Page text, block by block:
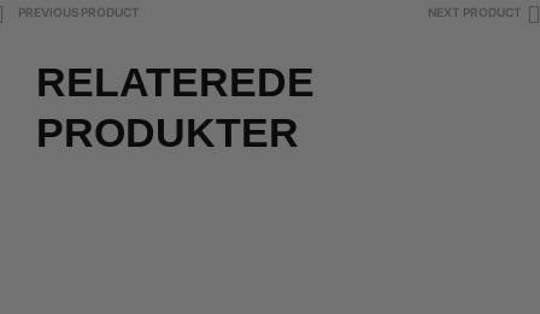
PREVIOUS PRODUCT NEXT PRODUCT
RELATEREDE
PRODUKTER